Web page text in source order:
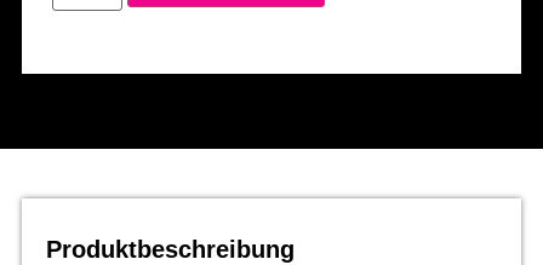
Produktbeschreibung